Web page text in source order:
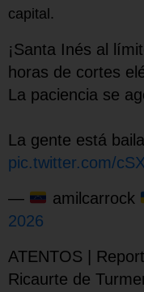
capital.
¡Santa Inés al
horas de cortes
La paciencia se
La gente está
pic.twitter.com/
—
amilcarrock
2026
ATENTOS |
Ricaurte de